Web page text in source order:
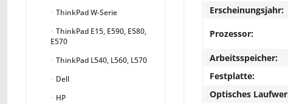
ThinkPad W-Serie
ThinkPad E15, E590, E580,
E570
ThinkPad L540, L560, L570
Dell
HP
Erscheinungsjahr:
Prozessor:
Arbeitsspeicher:
Festplatte:
Optisches